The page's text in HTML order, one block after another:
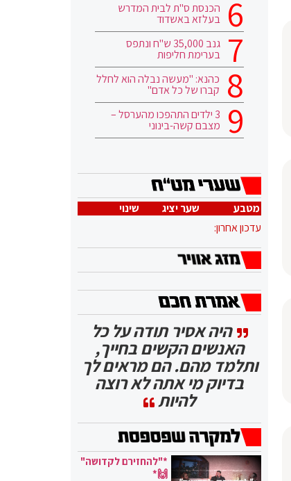
הכנסת ס"ת לבית המדרש
בעלזא באשדוד
גנב 35,000 ש"ח ונתפס
בערימת חליפות
כהנא: "מעשה נבלה הוא לחלל
קברו של כל אדם"
3 ילדים התהפכו מהערסל –
מצבם קשה-בינוני
מטבע שער יציג
שינוי
עדכון אחרון:
היה אסיר תודה על כל
האנשים הקשים בחייך,
ותלמד מהם. הם מראים לך
בדיוק מי אתה לא רוצה
להיות
*"להחזירם לקדושה"
🙌*